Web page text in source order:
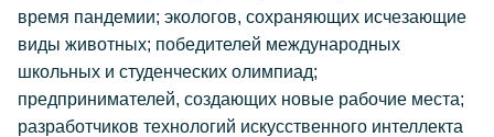
время пандемии; экологов, сохраняющих исчезающие
виды животных; победителей международных
школьных и студенческих олимпиад;
предпринимателей, создающих новые рабочие места;
разработчиков технологий искусственного интеллекта